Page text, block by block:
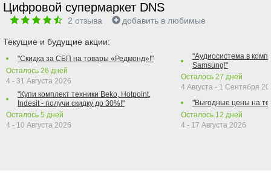
Цифровой супермаркет DNS
2 отзыва добавить в любимые
Текущие и будущие акции:
"Скидка за СБП на товары «Редмонд»!"
Осталось 26 дней
4 - 31 Августа 2026
"Купи комплект техники Beko, Hotpoint,
Indesit - получи скидку до 30%!"
Осталось 5 дней
4 - 10 Августа 2026
"Аудиосистема в
Samsung!"
Осталось 27 дней
4 Августа - 1 Сентября
"Выгодные цены на
Осталось 12 дней
4 - 17 Августа 2026